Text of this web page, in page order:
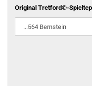
Original Tretford®-